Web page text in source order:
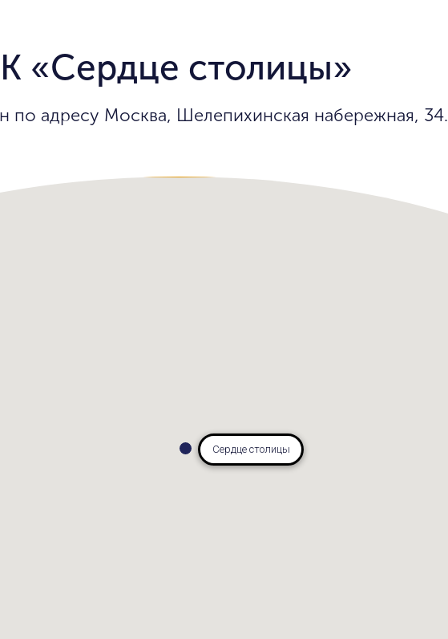
«Сердце столицы»
адресу Москва, Шелепихинская набережная, 34.
Сердце столицы